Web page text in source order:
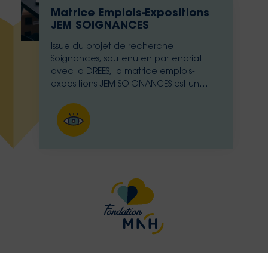
Matrice Emplois-Expositions
JEM SOIGNANCES
Issue du projet de recherche
Soignances, soutenu en partenariat
avec la DREES, la matrice emplois-
expositions JEM SOIGNANCES est un
professionnels des soignants et leurs
expositions (autrement appelés
exposomes)